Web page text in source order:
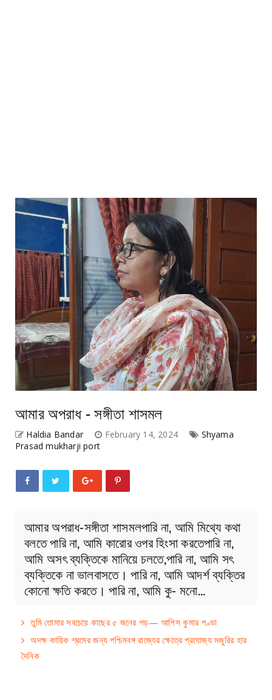
আমার অপরাধ - সঙ্গীতা শাসমল
Haldia Bandar February 14, 2024
Shyama
Prasad mukharji port
আমার অপরাধ-সঙ্গীতা শাসমলপারি না, আমি মিথ্যে কথা
বলতে পারি না, আমি কারোর ওপর হিংসা করতেপারি না,
আমি অসৎ ব্যক্তিকে মানিয়ে চলতে,পারি না, আমি সৎ
ব্যক্তিকে না ভালবাসতে। পারি না, আমি আদর্শ ব্যক্তির
কোনো ক্ষতি করতে। পারি না, আমি কু- মনো…
তুমি তোমার সবচেয়ে কাছের ৫ জনের গড়— আশিস কুমার পণ্ডা
অদক্ষ কায়িক শ্রমের জন্য পশ্চিমবঙ্গ রাজ্যের ক্ষেত্রে প্রযোজ্য মজুরির হার
দৈনিক